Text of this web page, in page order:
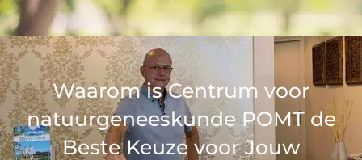
Waarom is Centrum voor
natuurgeneeskunde POMT de
Beste Keuze voor Jouw